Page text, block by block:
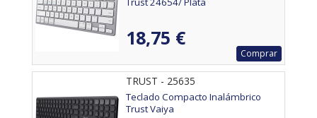
18,75 €
Comprar
TRUST - 25635
Teclado Compacto Inalámbrico
Trust Vaiya